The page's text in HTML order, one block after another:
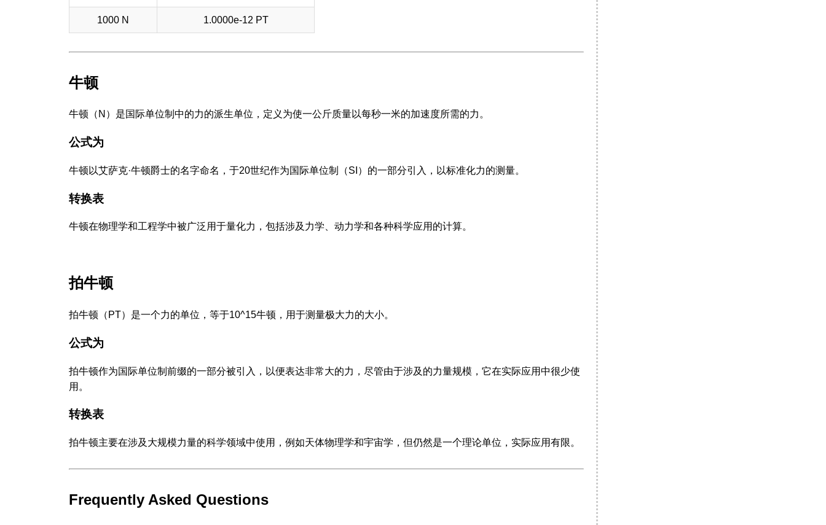
1000 N 1.0000e-12 PT
牛顿
牛顿（N）是国际单位制中的力的派生单位，定义为使一公斤质量以每秒一米的加速度所需的力。
公式为
牛顿以艾萨克·牛顿爵士的名字命名，于20世纪作为国际单位制（SI）的一部分引入，以标准化力的测量。
转换表
牛顿在物理学和工程学中被广泛用于量化力，包括涉及力学、动力学和各种科学应用的计算。
拍牛顿
拍牛顿（PT）是一个力的单位，等于10^15牛顿，用于测量极大力的大小。
公式为
拍牛顿作为国际单位制前缀的一部分被引入，以便表达非常大的力，尽管由于涉及的力量规模，它在实际应用中很少使
用。
转换表
拍牛顿主要在涉及大规模力量的科学领域中使用，例如天体物理学和宇宙学，但仍然是一个理论单位，实际应用有限。
Frequently Asked Questions